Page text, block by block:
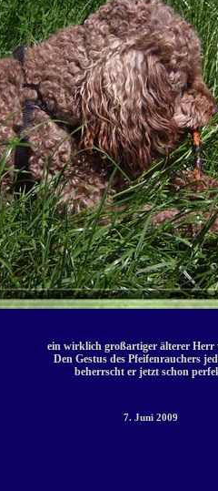
ein wirklich großartiger älterer Herr
Den Gestus des Pfeifenrauchers
beherrscht er jetzt schon
7. Juni 2009